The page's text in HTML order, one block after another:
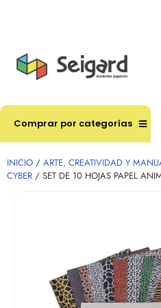
Comprar por categorías
INICIO / ARTE, CREATIVIDAD Y
CYBER / SET DE 10 HOJAS PAPEL